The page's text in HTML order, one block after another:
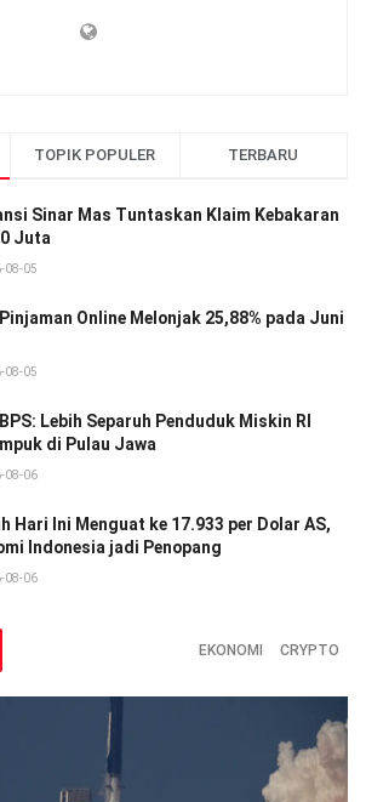
TOPIK POPULER TERBARU
Sinar Mas Tuntaskan Klaim Kebakaran
Juta
08-05
Online Melonjak 25,88% pada Juni
08-05
Lebih Separuh Penduduk Miskin RI
di Pulau Jawa
08-06
Hari Ini Menguat ke 17.933 per Dolar AS,
Indonesia jadi Penopang
08-06
EKONOMI CRYPTO